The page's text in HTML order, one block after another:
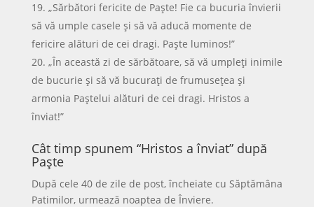
„Sărbători fericite de Paște! Fie ca bucuria învierii
să vă umple casele și să vă aducă momente de
fericire alături de cei dragi. Paște luminos!”
„În această zi de sărbătoare, să vă umpleți inimile
de bucurie și să vă bucurați de frumusețea și
armonia Paștelui alături de cei dragi. Hristos a
înviat!”
Cât timp spunem “Hristos a înviat” după
Paște
După cele 40 de zile de post, încheiate cu Săptămâna
Patimilor, urmează noaptea de Înviere.